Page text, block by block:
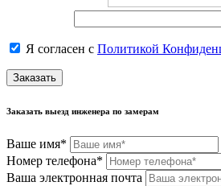
Я согласен с Политикой
Заказать
Заказать выезд инженера по замерам
Ваше имя*
Номер телефона*
Ваша электронная почта